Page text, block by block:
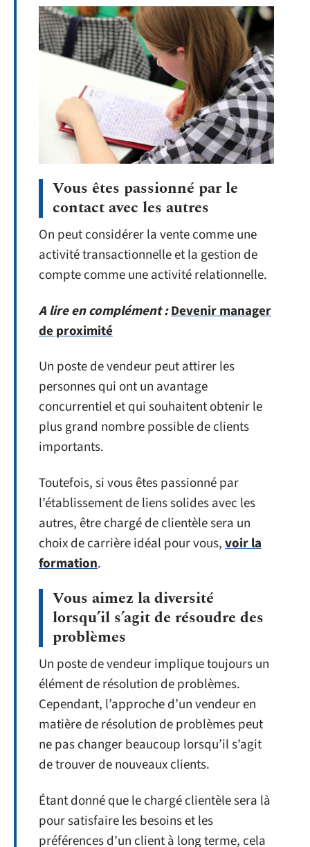
Vous êtes passionné par le
contact avec les autres
On peut considérer la vente comme une
activité transactionnelle et la gestion de
compte comme une activité relationnelle.
A lire en complément :Devenir manager
de proximité
Un poste de vendeur peut attirer les
personnes qui ont un avantage
concurrentiel et qui souhaitent obtenir le
plus grand nombre possible de clients
importants.
Toutefois, si vous êtes passionné par
l’établissement de liens solides avec les
autres, être chargé de clientèle sera un
choix de carrière idéal pour vous,voir la
formation.
Vous aimez la diversité
lorsqu’il s’agit de résoudre des
problèmes
Un poste de vendeur implique toujours un
élément de résolution de problèmes.
Cependant, l’approche d’un vendeur en
matière de résolution de problèmes peut
ne pas changer beaucoup lorsqu’il s’agit
de trouver de nouveaux clients.
Étant donné que le chargé clientèle sera là
pour satisfaire les besoins et les
préférences d’un client à long terme, cela